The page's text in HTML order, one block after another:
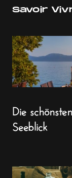
Savoir
Die
Seeblick